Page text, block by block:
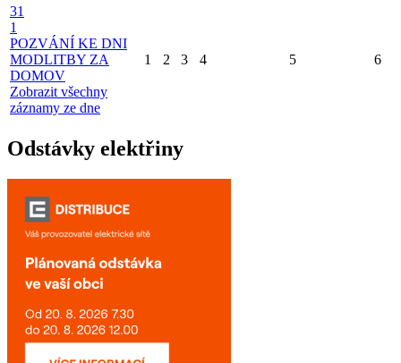
31
1
POZVÁNÍ KE DNI
MODLITBY ZA
DOMOV
Zobrazit všechny
záznamy ze dne
1 2 3 4 5 6
Odstávky elektřiny